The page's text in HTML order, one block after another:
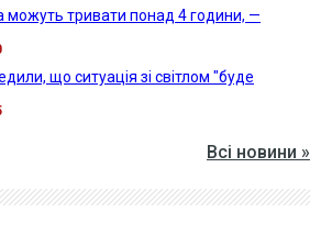
можуть тривати понад 4 години, —
що ситуація зі світлом "буде
Всі новини »